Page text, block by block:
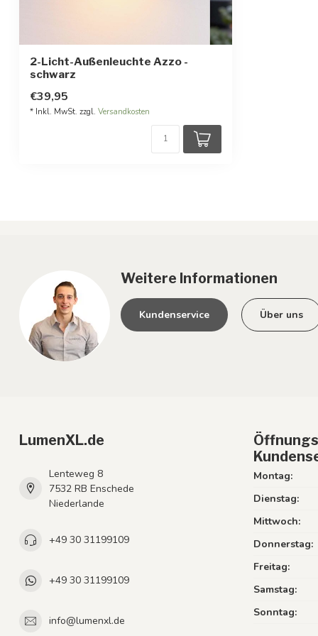
2-Licht-Außenleuchte Azzo -
schwarz
€39,95
* Inkl. MwSt. zzgl. Versandkosten
Weitere Informationen
Kundenservice Über uns
LumenXL.de
Lenteweg 8
7532 RB Enschede
Niederlande
+49 30 31199109
+49 30 31199109
info@lumenxl.de
Montag:
Dienstag:
Mittwoch:
Donnerstag:
Freitag:
Samstag:
Sonntag: